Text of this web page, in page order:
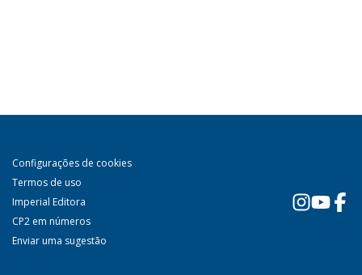
Configurações de cookies
Termos de uso
Imperial Editora
CP2 em números
Enviar uma sugestão